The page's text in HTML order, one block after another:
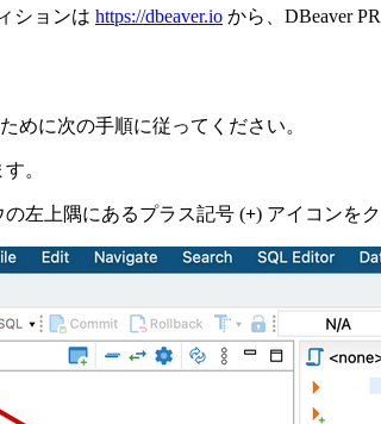
ションは https://dbeaver.io から、DBeaver
めに次の手順に従ってください。
。
の左上隅にあるプラス記号 (+) アイコンを